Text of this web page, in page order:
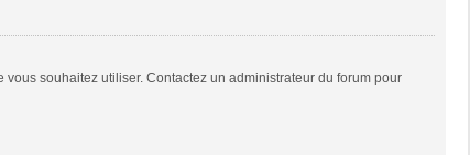
souhaitez utiliser. Contactez un administrateur du forum pour